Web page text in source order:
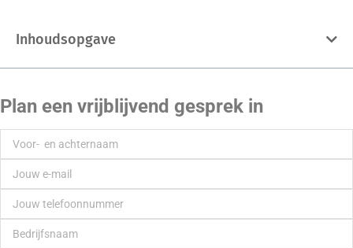
Inhoudsopgave
Plan een vrijblijvend gesprek in